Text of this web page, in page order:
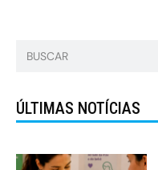
ÚLTIMAS NOTÍCIAS